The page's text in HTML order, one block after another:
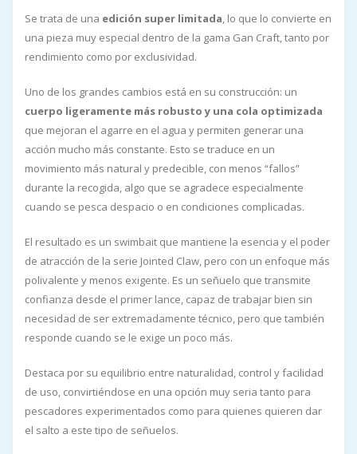
Se trata de una edición super limitada, lo que lo convierte en
una pieza muy especial dentro de la gama Gan Craft, tanto por
rendimiento como por exclusividad.
Uno de los grandes cambios está en su construcción: un
cuerpo ligeramente más robusto y una cola optimizada
que mejoran el agarre en el agua y permiten generar una
acción mucho más constante. Esto se traduce en un
movimiento más natural y predecible, con menos “fallos”
durante la recogida, algo que se agradece especialmente
cuando se pesca despacio o en condiciones complicadas.
El resultado es un swimbait que mantiene la esencia y el poder
de atracción de la serie Jointed Claw, pero con un enfoque más
polivalente y menos exigente. Es un señuelo que transmite
confianza desde el primer lance, capaz de trabajar bien sin
necesidad de ser extremadamente técnico, pero que también
responde cuando se le exige un poco más.
Destaca por su equilibrio entre naturalidad, control y facilidad
de uso, convirtiéndose en una opción muy seria tanto para
pescadores experimentados como para quienes quieren dar
el salto a este tipo de señuelos.